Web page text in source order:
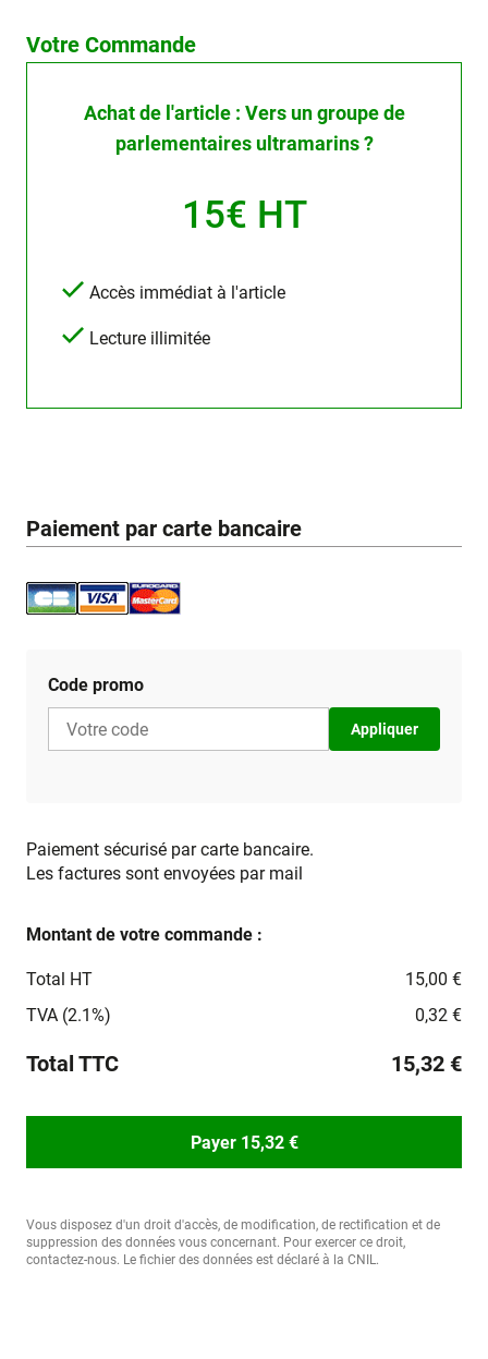
Votre Commande
Achat de l'article : Vers un groupe de
parlementaires ultramarins ?
15€ HT
Accès immédiat à l'article
Lecture illimitée
Paiement par carte bancaire
Code promo
Appliquer
Paiement sécurisé par carte bancaire.
Les factures sont envoyées par mail
Montant de votre commande :
Total HT
15,00 €
TVA (2.1%)
0,32 €
Total TTC 15,32 €
Payer 15,32 €
Vous disposez d'un droit d'accès, de modification, de rectification et de
suppression des données vous concernant. Pour exercer ce droit,
contactez-nous. Le fichier des données est déclaré à la CNIL.